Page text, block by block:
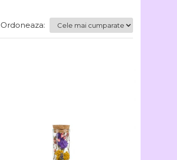
Ordoneaza: